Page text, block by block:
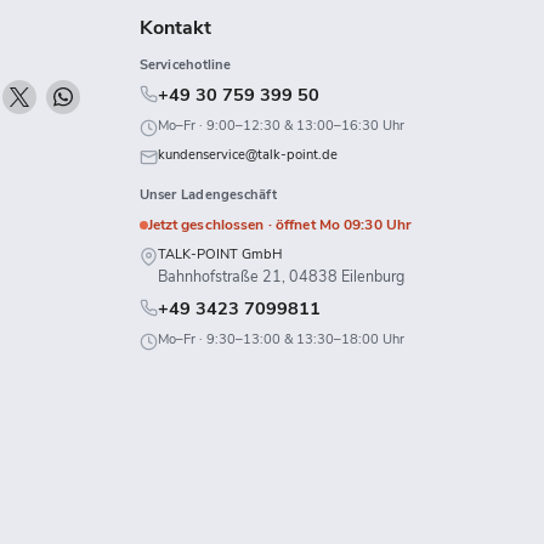
FindenFinden
Kontakt
Servicehotline
+49 30 759 399 50
Mo–Fr · 9:00–12:30 & 13:00–16:30 Uhr
kundenservice@talk-point.de
Unser Ladengeschäft
Jetzt geschlossen · öffnet Mo 09:30 Uhr
TALK-POINT GmbH
Bahnhofstraße 21, 04838 Eilenburg
+49 3423 7099811
Mo–Fr · 9:30–13:00 & 13:30–18:00 Uhr